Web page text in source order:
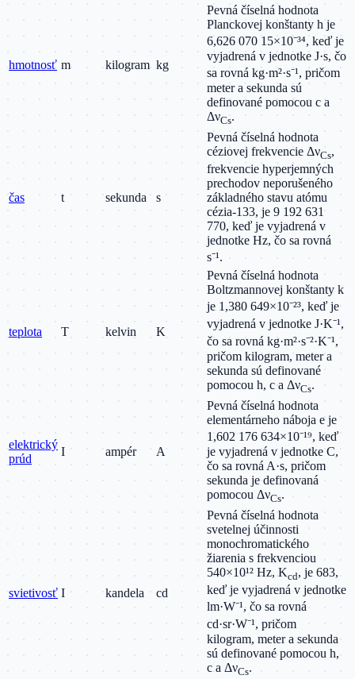
hmotnosť m kilogram kg
Pevná číselná hodnota
Planckovej konštanty h je
6,626 070 15×10⁻³⁴, keď je
vyjadrená v jednotke J·s, čo
sa rovná kg·m²·s⁻¹, pričom
meter a sekunda sú
definované pomocou c a
ΔνCs.
čas t sekunda s
Pevná číselná hodnota
céziovej frekvencie ΔνCs,
frekvencie hyperjemných
prechodov neporušeného
základného stavu atómu
cézia-133, je 9 192 631
770, keď je vyjadrená v
jednotke Hz, čo sa rovná
s⁻¹.
teplota T kelvin K
Pevná číselná hodnota
Boltzmannovej konštanty k
je 1,380 649×10⁻²³, keď je
vyjadrená v jednotke J·K⁻¹,
čo sa rovná kg·m²·s⁻²·K⁻¹,
pričom kilogram, meter a
sekunda sú definované
pomocou h, c a ΔνCs.
elektrický
prúd
I ampér A
Pevná číselná hodnota
elementárneho náboja e je
1,602 176 634×10⁻¹⁹, keď
je vyjadrená v jednotke C,
čo sa rovná A·s, pričom
sekunda je definovaná
pomocou ΔνCs.
svietivosť I kandela cd
Pevná číselná hodnota
svetelnej účinnosti
monochromatického
žiarenia s frekvenciou
540×10¹² Hz, Kcd, je 683,
keď je vyjadrená v jednotke
lm·W⁻¹, čo sa rovná
cd·sr·W⁻¹, pričom
kilogram, meter a sekunda
sú definované pomocou h,
c a ΔνCs.